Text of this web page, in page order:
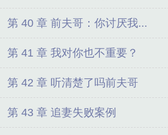
第 40 章 前夫哥：你讨厌我...
第 41 章 我对你也不重要？
第 42 章 听清楚了吗前夫哥
第 43 章 追妻失败案例